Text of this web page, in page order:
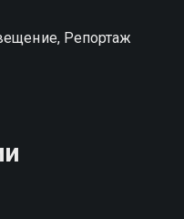
Репортаж